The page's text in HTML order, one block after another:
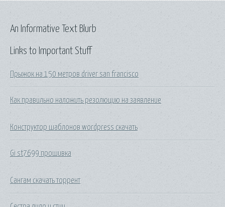
Links to Important Stuff
Прыжок на 150 метров driver san francisco
Как правильно наложить резолюцию на заявление
Конструктор шаблонов wordpress скачать
Gi st7699 прошивка
Сангам скачать торрент
An Informative Text Blurb